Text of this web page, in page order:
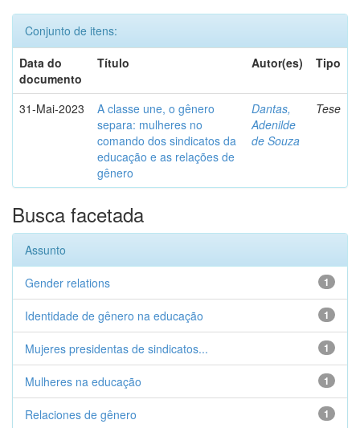
Conjunto de itens:
Data do
documento
Título Autor(es) Tipo
31-Mai-2023
A classe une, o gênero
separa: mulheres no
comando dos sindicatos da
educação e as relações de
gênero
Dantas,
Adenilde
de Souza
Tese
Busca facetada
Assunto
1
Gender relations
1
Identidade de gênero na educação
1
Mujeres presidentas de sindicatos...
1
Mulheres na educação
1
Relaciones de gênero